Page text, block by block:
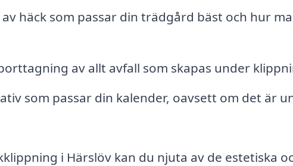
häck som passar din trädgård bäst och hur
av allt avfall som skapas under
som passar din kalender, oavsett om det är
i Härslöv kan du njuta av de estetiska